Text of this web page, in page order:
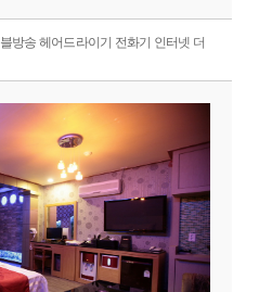
방송 헤어드라이기 전화기 인터넷 더